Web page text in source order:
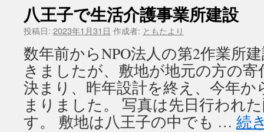
八王子で生活介護事業所建設
投稿日: 2023年1月31日 作成者: ともたより
数年前からNPO法人の第2作業所
きましたが、敷地が地元の方の
決まり、昨年設計を終え、今年か
まりました。 写真は先日行われ
す。 敷地は八王子の中でも … 続